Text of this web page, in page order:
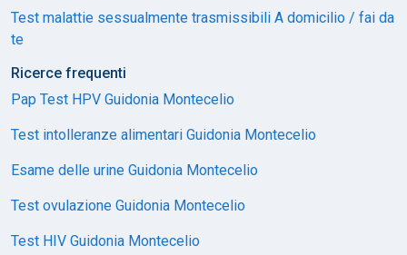
Test malattie sessualmente trasmissibili A domicilio / fai da
te
Ricerce frequenti
Pap Test HPV Guidonia Montecelio
Test intolleranze alimentari Guidonia Montecelio
Esame delle urine Guidonia Montecelio
Test ovulazione Guidonia Montecelio
Test HIV Guidonia Montecelio